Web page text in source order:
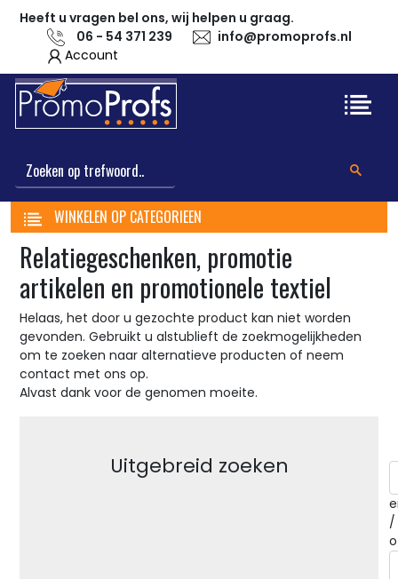
Heeft u vragen bel ons, wij helpen u graag.
06 - 54 371 239
info@promoprofs.nl
Account
WINKELEN OP CATEGORIEEN
Relatiegeschenken, promotie
artikelen en promotionele textiel
Helaas, het door u gezochte product kan niet worden
gevonden. Gebruikt u alstublieft de zoekmogelijkheden
om te zoeken naar alternatieve producten of neem
contact met ons op.
Alvast dank voor de genomen moeite.
Uitgebreid zoeken
/